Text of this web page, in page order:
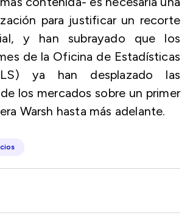
para justificar un recorte
y han subrayado que los
de la Oficina de Estadísticas
ya han desplazado las
los mercados sobre un primer
Warsh hasta más adelante.